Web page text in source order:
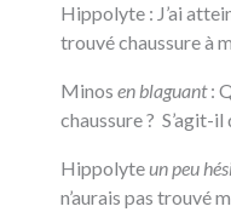
Hippolyte : J’ai
trouvé chaussure à
Minos en blaguant:
chaussure ? S’agit-il
Hippolyteun peu
n’aurais pas trouvé